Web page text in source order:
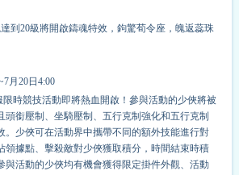
到20級將開啟鑄魂特效，鉤驚荀令座，魄返蕊珠
月20日4:00
時競技活動即將熱血開啟！參與活動的少俠將被
頭銜壓制、坐騎壓制、五行克制強化和五行克制
。少俠可在活動界中攜帶不同的額外技能進行對
領據點、擊殺敵對少俠獲取積分，時間結束時積
與活動的少俠均有機會獲得限定掛件外觀、活動